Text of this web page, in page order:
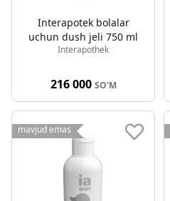
Interapotek bolalar
uchun dush jeli 750 ml
Interapothek
216 000 SO'M
mavjud emas